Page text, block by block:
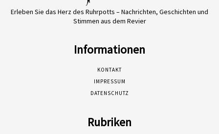
Erleben Sie das Herz des Ruhrpotts – Nachrichten, Geschichten und
Stimmen aus dem Revier
Informationen
KONTAKT
IMPRESSUM
DATENSCHUTZ
Rubriken